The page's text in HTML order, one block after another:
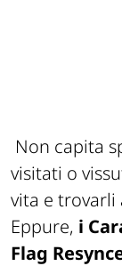
Non capita
visitati o
vita e
Eppure, i
Flag